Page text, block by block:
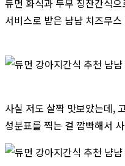
듀먼 화식과 두부 칭찬간식
서비스로 받은 냠냠 치즈무
사실 저도 살짝 맛보았는데,
성분표를 찍는 걸 깜빡해서